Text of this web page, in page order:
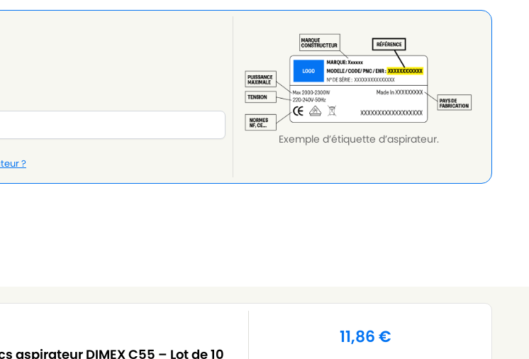
?
Exemple d’étiquette d’aspirateur.
aspirateur DIMEX C55 – Lot de 10
11,86€